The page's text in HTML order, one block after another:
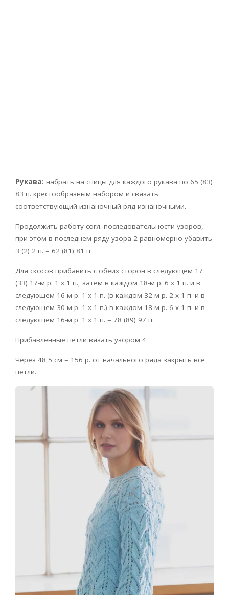
Рукава: набрать на спицы для каждого рукава по 65 (83)
83 п. крестообразным набором и связать
соответствующий изнаночный ряд изнаночными.
Продолжить работу согл. последовательности узоров,
при этом в последнем ряду узора 2 равномерно убавить
3 (2) 2 п. = 62 (81) 81 п.
Для скосов прибавить с обеих сторон в следующем 17
(33) 17-м р. 1 x 1 п., затем в каждом 18-м р. 6 х 1 п. и в
следующем 16-м р. 1 х 1 п. (в каждом 32-м р. 2 х 1 п. и в
следующем 30-м р. 1 х 1 п.) в каждом 18-м р. 6 х 1 п. и в
следующем 16-м р. 1 x 1 п. = 78 (89) 97 п.
Прибавленные петли вязать узором 4.
Через 48,5 см = 156 р. от начального ряда закрыть все
петли.